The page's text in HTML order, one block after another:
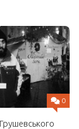
0